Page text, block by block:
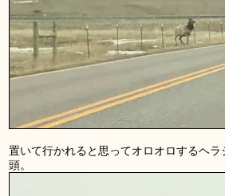
置いて行かれると思ってオロオロするヘ
頭。